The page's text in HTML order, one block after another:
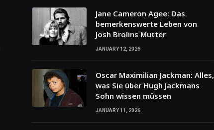
Jane Cameron Agee: Das
bemerkenswerte Leben von
Josh Brolins Mutter
JANUARY 12, 2026
Oscar Maximilian Jackman: Alles,
was Sie über Hugh Jackmans
Sohn wissen müssen
JANUARY 11, 2026